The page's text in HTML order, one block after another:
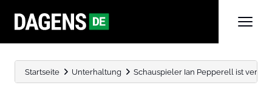
Startseite Unterhaltung Schauspieler Ian Pepperell ist